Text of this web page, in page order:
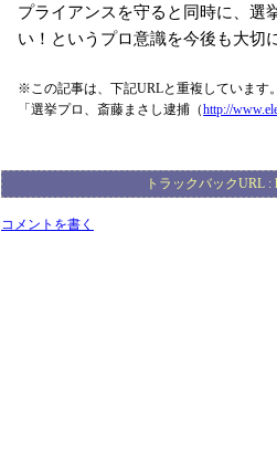
プライアンスを守ると同時に、選
い！というプロ意識を今後も大切
※この記事は、下記URLと重複しています
「選挙プロ、斎藤まさし逮捕（http://
トラックバックURL :
コメントを書く